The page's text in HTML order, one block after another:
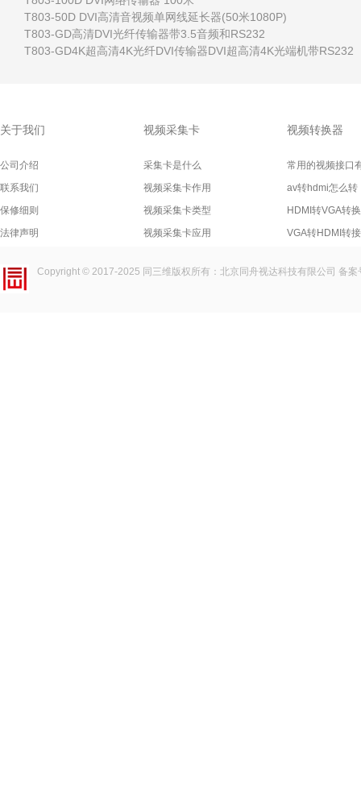
T803-50D DVI高清音视频单网线延长器(50米1080P)
T803-GD高清DVI光纤传输器带3.5音频和RS232
T803-GD4K超高清4K光纤DVI传输器DVI超高清4K光端机带RS232
关于我们
公司介绍
联系我们
保修细则
法律声明
视频采集卡
采集卡是什么
视频采集卡作用
视频采集卡类型
视频采集卡应用
视频转换器
常用的视频接口
av转hdmi怎么转
HDMI转VGA转
VGA转HDMI转
Copyright © 2017-2025 同三维 版权所有：北京同舟视达科技有限公司 备